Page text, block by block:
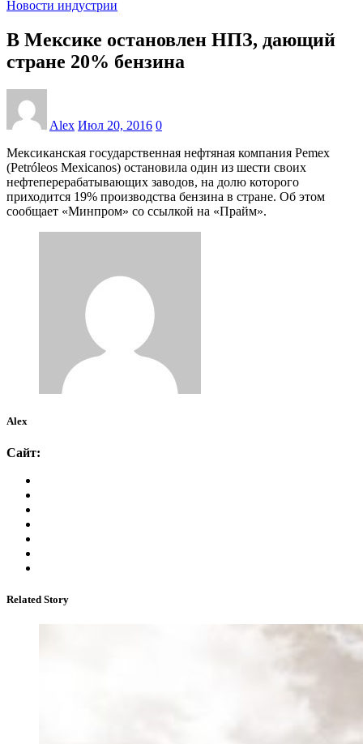
Новости индустрии
В Мексике остановлен НПЗ, дающий
стране 20% бензина
Alex Июл 20, 2016 0
Мексиканская государственная нефтяная компания Pemex
(Petróleos Mexicanos) остановила один из шести своих
нефтеперерабатывающих заводов, на долю которого
приходится 19% производства бензина в стране. Об этом
сообщает «Минпром» со ссылкой на «Прайм».
Alex
Сайт:
Related Story